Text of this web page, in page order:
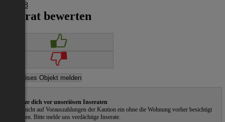
€ 5.918
Inserat bewerten
Schütze dich vor unseriösen Inseraten
Gehe nicht auf Vorauszahlungen der Kaution ein ohne die Wohnung vorher besichtigt
zu haben. Bitte melde uns verdächtige Inserate.